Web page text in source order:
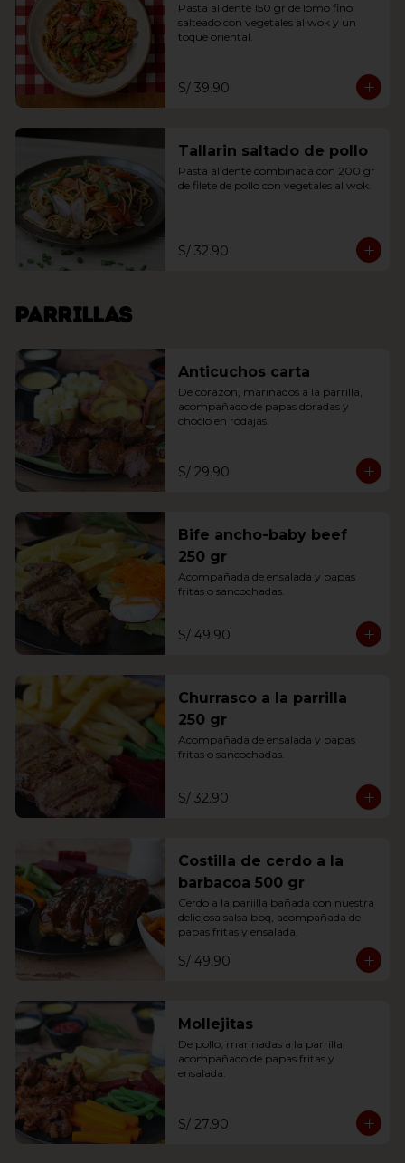
Pasta al dente 150 gr de lomo fino
salteado con vegetales al wok y un
toque oriental.
S/ 39.90
Tallarin saltado de pollo
Pasta al dente combinada con 200 gr
de filete de pollo con vegetales al wok.
S/ 32.90
Parrillas
Anticuchos carta
De corazón, marinados a la parrilla,
acompañado de papas doradas y
choclo en rodajas.
S/ 29.90
Bife ancho-baby beef
250 gr
Acompañada de ensalada y papas
fritas o sancochadas.
S/ 49.90
Churrasco a la parrilla
250 gr
Acompañada de ensalada y papas
fritas o sancochadas.
S/ 32.90
Costilla de cerdo a la
barbacoa 500 gr
Cerdo a la pariilla bañada con nuestra
deliciosa salsa bbq, acompañada de
papas fritas y ensalada.
S/ 49.90
Mollejitas
De pollo, marinadas a la parrilla,
acompañado de papas fritas y
ensalada.
S/ 27.90